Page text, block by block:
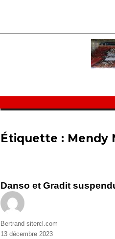
Étiquette : Mendy
Danso et Gradit
Auteur
Bertrand sitercl.com
Publié
13 décembre 2023